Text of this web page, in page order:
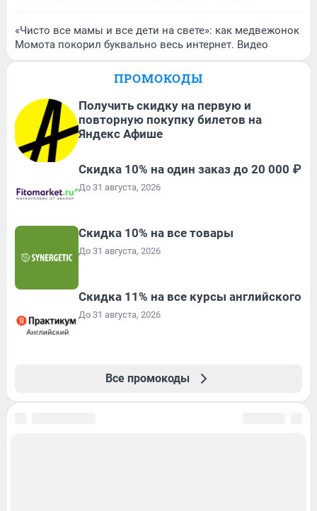
«Чисто все мамы и все дети на свете»: как медвежонок
Момота покорил буквально весь интернет. Видео
ПРОМОКОДЫ
Получить скидку на первую и
повторную покупку билетов на
Яндекс Афише
Скидка 10% на один заказ до 20 000 ₽
До 31 августа, 2026
Скидка 10% на все товары
До 31 августа, 2026
Скидка 11% на все курсы английского
До 31 августа, 2026
Все промокоды